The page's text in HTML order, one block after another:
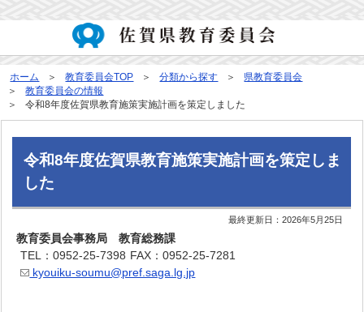
ホーム 教育委員会TOP 分類から探す
県教育委員会
教育委員会の情報
令和8年度佐賀県教育施策実施計画を策定しました
令和8年度佐賀県教育施策実施計画を策定しま
した
最終更新日：2026年5月25日
教育委員会事務局 教育総務課
TEL：0952-25-7398 FAX：0952-25-7281
kyouiku-soumu@pref.saga.lg.jp